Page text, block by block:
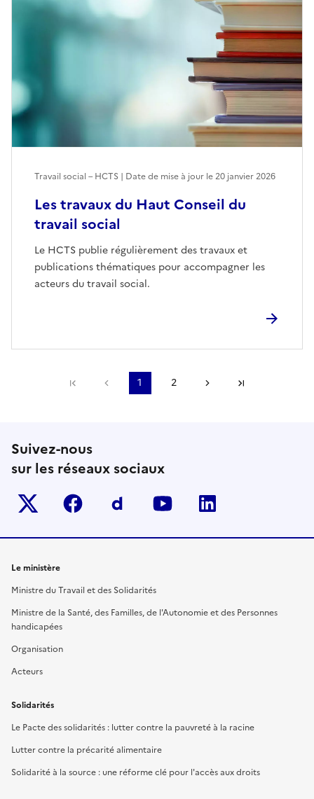
Les travaux du Haut Conseil du
travail social
Le HCTS publie régulièrement des travaux et
publications thématiques pour accompagner les
acteurs du travail social.
Travail social – HCTS | Date de mise à jour le20 janvier 2026
Première pagePage précédente
1 2 Page suivante
Suivez-nous
sur les réseaux sociaux
Twitter-x facebook Dailymotion
youtube
Le ministère
Ministre du Travail et des Solidarités
Ministre de la Santé, des Familles, de l'Autonomie et des Personnes
handicapées
Organisation
Acteurs
Solidarités
Le Pacte des solidarités : lutter contre la pauvreté à la racine
Lutter contre la précarité alimentaire
Solidarité à la source : une réforme clé pour l'accès aux droits